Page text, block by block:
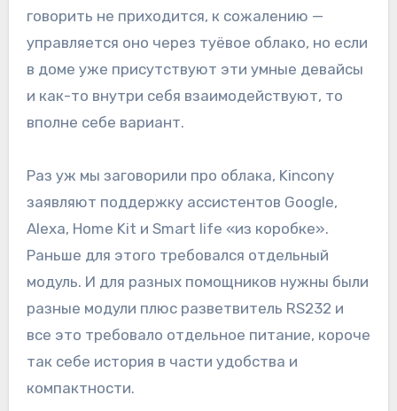
говорить не приходится, к сожалению —
управляется оно через туёвое облако, но если
в доме уже присутствуют эти умные девайсы
и как-то внутри себя взаимодействуют, то
вполне себе вариант.
Раз уж мы заговорили про облака, Kincony
заявляют поддержку ассистентов Google,
Alexa, Home Kit и Smart life «из коробке».
Раньше для этого требовался отдельный
модуль. И для разных помощников нужны были
разные модули плюс разветвитель RS232 и
все это требовало отдельное питание, короче
так себе история в части удобства и
компактности.